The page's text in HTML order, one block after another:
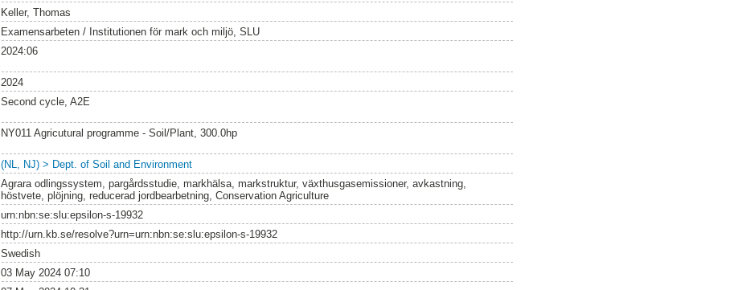
Keller, Thomas
Examensarbeten / Institutionen för mark och miljö, SLU
2024:06
2024
Second cycle, A2E
NY011 Agricutural programme - Soil/Plant, 300.0hp
(NL, NJ) > Dept. of Soil and Environment
Agrara odlingssystem, pargårdsstudie, markhälsa, markstruktur, växthusgasemissioner, avkastning,
höstvete, plöjning, reducerad jordbearbetning, Conservation Agriculture
urn:nbn:se:slu:epsilon-s-19932
http://urn.kb.se/resolve?urn=urn:nbn:se:slu:epsilon-s-19932
Swedish
03 May 2024 07:10